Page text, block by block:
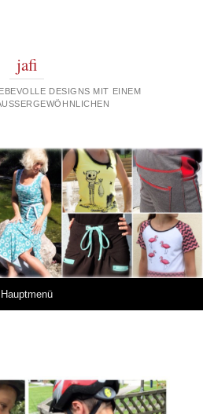
jafi
DESIGNS MIT EINEM
Hauptmenü